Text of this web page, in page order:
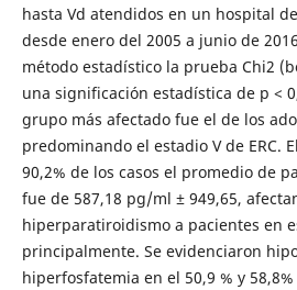
hasta Vd atendidos en un hospital
desde enero del 2005 a junio de
método estadístico la prueba Chi2
una significación estadística de p <
grupo más afectado fue el de los
predominando el estadio V de ERC.
90,2% de los casos el promedio de
fue de 587,18 pg/ml ± 949,65,
hiperparatiroidismo a pacientes en
principalmente. Se evidenciaron
hiperfosfatemia en el 50,9 % y